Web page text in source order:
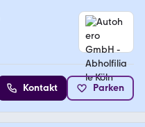
Kontakt Parken